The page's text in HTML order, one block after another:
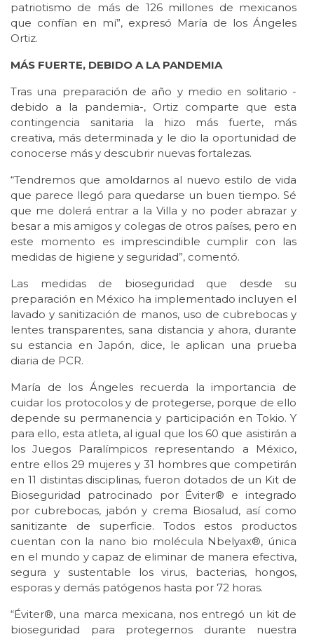
patriotismo de más de 126 millones de mexicanos
que confían en mí”, expresó María de los Ángeles
Ortiz.
MÁS FUERTE, DEBIDO A LA PANDEMIA
Tras una preparación de año y medio en solitario -
debido a la pandemia-, Ortiz comparte que esta
contingencia sanitaria la hizo más fuerte, más
creativa, más determinada y le dio la oportunidad de
conocerse más y descubrir nuevas fortalezas.
“Tendremos que amoldarnos al nuevo estilo de vida
que parece llegó para quedarse un buen tiempo. Sé
que me dolerá entrar a la Villa y no poder abrazar y
besar a mis amigos y colegas de otros países, pero en
este momento es imprescindible cumplir con las
medidas de higiene y seguridad”, comentó.
Las medidas de bioseguridad que desde su
preparación en México ha implementado incluyen el
lavado y sanitización de manos, uso de cubrebocas y
lentes transparentes, sana distancia y ahora, durante
su estancia en Japón, dice, le aplican una prueba
diaria de PCR.
María de los Ángeles recuerda la importancia de
cuidar los protocolos y de protegerse, porque de ello
depende su permanencia y participación en Tokio. Y
para ello, esta atleta, al igual que los 60 que asistirán a
los Juegos Paralímpicos representando a México,
entre ellos 29 mujeres y 31 hombres que competirán
en 11 distintas disciplinas, fueron dotados de un Kit de
Bioseguridad patrocinado por Éviter® e integrado
por cubrebocas, jabón y crema Biosalud, así como
sanitizante de superficie. Todos estos productos
cuentan con la nano bio molécula Nbelyax®, única
en el mundo y capaz de eliminar de manera efectiva,
segura y sustentable los virus, bacterias, hongos,
esporas y demás patógenos hasta por 72 horas.
“Éviter®, una marca mexicana, nos entregó un kit de
bioseguridad para protegernos durante nuestra